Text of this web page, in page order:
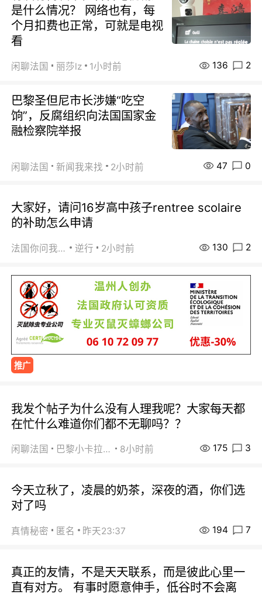
是什么情况？ 网络也有，每
个月扣费也正常，可就是电视
看
闲聊法国 丽莎lz 1小时前 136 2
巴黎圣但尼市长涉嫌“吃空
饷”，反腐组织向法国国家金
融检察院举报
闲聊法国 新闻我来找 2小时前 47 0
大家好，请问16岁高中孩子rentree scolaire
的补助怎么申请
法国你问我答 逆行 2小时前 130 2
推广
我发个帖子为什么没有人理我呢？大家每天都
在忙什么难道你们都不无聊吗？？
闲聊法国 巴黎小卡拉咪 8小时前 175 3
今天立秋了，凌晨的奶茶，深夜的酒，你们选
对了吗
真情秘密 匿名 昨天23:37 194 7
真正的友情，不是天天联系，而是彼此心里一
直有对方。 有事时愿意伸手，低谷时不会离